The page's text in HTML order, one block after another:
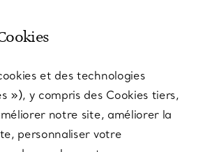
et des technologies
»), y compris des Cookies tiers,
notre site, améliorer la
personnaliser votre